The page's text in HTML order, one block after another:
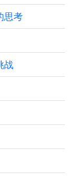
思考
战